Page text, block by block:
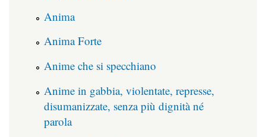
Anima
Anima Forte
Anime che si specchiano
Anime in gabbia, violentate, represse,
disumanizzate, senza più dignità né
parola